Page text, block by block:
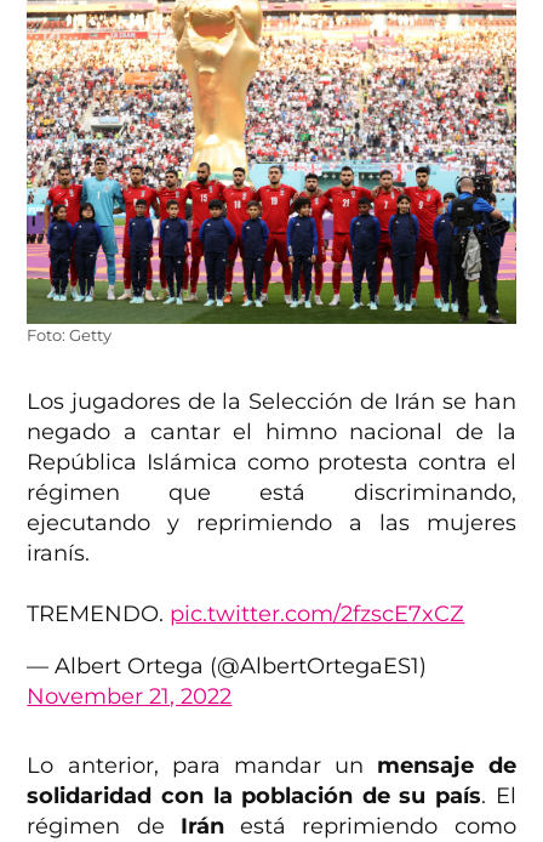
Foto: Getty
Los jugadores de la Selección de Irán se han
negado a cantar el himno nacional de la
República Islámica como protesta contra el
régimen que está discriminando,
ejecutando y reprimiendo a las mujeres
iranís.
TREMENDO. pic.twitter.com/2fzscE7xCZ
— Albert Ortega (@AlbertOrtegaES1)
November 21, 2022
Lo anterior, para mandar un mensaje de
solidaridad con la población de su país. El
régimen de Iránestá reprimiendo como